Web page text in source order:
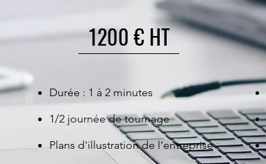
1200 € HT
Durée : 1 à 2 minutes
1/2 journée de tournage
Plans d'illustration de l'entreprise